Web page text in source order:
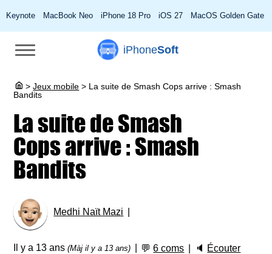
Keynote MacBook Neo iPhone 18 Pro iOS 27 MacOS Golden Gate
iPhoneSoft
> Jeux mobile > La suite de Smash Cops arrive : Smash
Bandits
La suite de Smash
Cops arrive : Smash
Bandits
Medhi Naït Mazi
Il y a 13 ans(Màj il y a 13 ans) 💬6 coms 🔈 Écouter